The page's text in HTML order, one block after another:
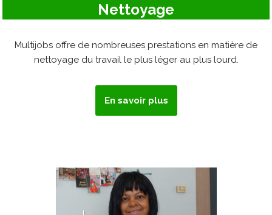
Nettoyage
Multijobs offre de nombreuses prestations en matière de
nettoyage du travail le plus léger au plus lourd.
En savoir plus